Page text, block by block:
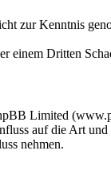
zur Kenntnis
einem Dritten
Limited
auf die Art
nehmen.